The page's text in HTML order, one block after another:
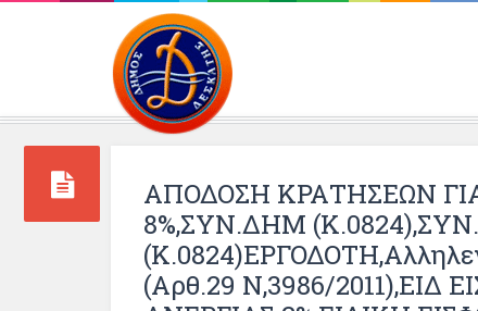
ΑΠΟΔΟΣΗ ΚΡΑΤΗΣΕΩΝ
8%,ΣΥΝ.ΔΗΜ
(αρθ.29 Ν,3986/